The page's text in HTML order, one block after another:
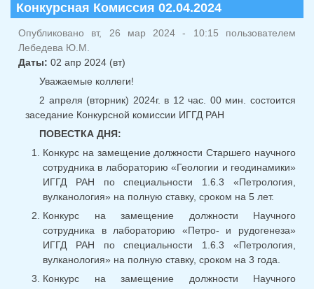
Конкурсная Комиссия 02.04.2024
Опубликовано вт, 26 мар 2024 - 10:15 пользователем
Лебедева Ю.М.
Даты: 02 апр 2024 (вт)
Уважаемые коллеги!
2 апреля (вторник) 2024г. в 12 час. 00 мин. состоится
заседание Конкурсной комиссии ИГГД РАН
ПОВЕСТКА ДНЯ:
Конкурс на замещение должности Старшего научного
сотрудника в лабораторию «Геологии и геодинамики»
ИГГД РАН по специальности 1.6.3 «Петрология,
вулканология» на полную ставку, сроком на 5 лет.
Конкурс на замещение должности Научного
сотрудника в лабораторию «Петро- и рудогенеза»
ИГГД РАН по специальности 1.6.3 «Петрология,
вулканология» на полную ставку, сроком на 3 года.
Конкурс на замещение должности Научного